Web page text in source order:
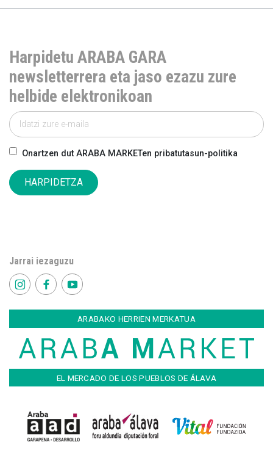
Harpidetu ARABA GARA
newsletterrera eta jaso ezazu zure
helbide elektronikoan
Onartzen dut ARABA MARKETen pribatutasun-politika
HARPIDETZA
Jarrai iezaguzu
ARABAKO HERRIEN MERKATUA
EL MERCADO DE LOS PUEBLOS DE ÁLAVA